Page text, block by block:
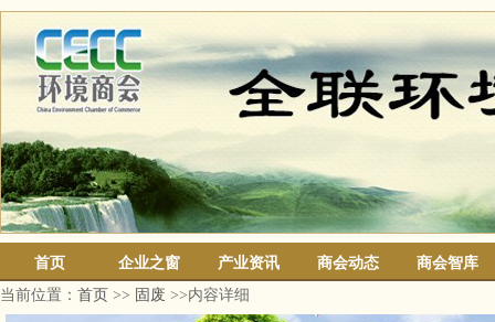
首页 企业之窗 产业资讯 商会动态
商会智库
当前位置： 首页 >> 固废 >>内容详细